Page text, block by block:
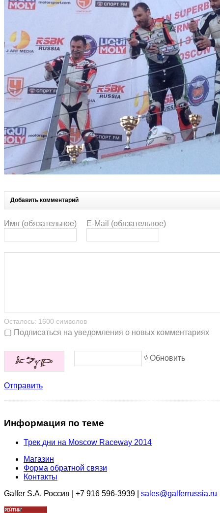
Добавить комментарий
Имя (обязательное) E-Mail (обязательное)
Осталось: 1600 символов
Подписаться на уведомления о новых комментариях
Обновить
Отправить
Информация по теме
Трек дни на Moscow Raceway 2014
Магазин
Форма обратной связи
Контакты
Galfer S.A, Россия | +7 916 596-3939 | sales@galferrussia.ru